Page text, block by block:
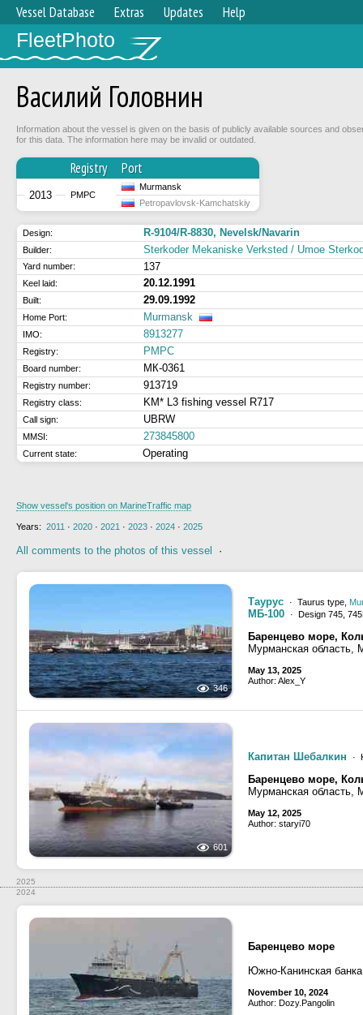
Vessel Database Extras Updates Help
FleetPhoto
Василий Головнин
Information about the vessel is given on the basis of publicly available sources and
for this data. The information here may be invalid or outdated.
Registry Port
2013 РМРС
Murmansk
Petropavlovsk-Kamchatskiy
Design: R-9104/R-8830, Nevelsk/Navarin
Builder: Sterkoder Mekaniske Verksted / Umoe
Yard number: 137
Keel laid: 20.12.1991
Built: 29.09.1992
Home Port: Murmansk
IMO: 8913277
Registry: РМРС
Board number: МК-0361
Registry number: 913719
Registry class: KM* L3 fishing vessel R717
Call sign: UBRW
MMSI: 273845800
Current state: Operating
Show vessel's position on MarineTraffic map
Years: 2011 · 2020 · 2021 · 2023 · 2024 · 2025
All comments to the photos of this vessel ·
346
Таурус · Taurus type,
МБ-100 · Design 745,
Баренцево море,
Мурманская область,
May 13, 2025
Author: Alex_Y
601
Капитан Шебалкин ·
Баренцево море,
Мурманская область,
May 12, 2025
Author: staryi70
2025
2024
Баренцево море
Южно-Канинская банка
November 10, 2024
Author: Dozy.Pangolin